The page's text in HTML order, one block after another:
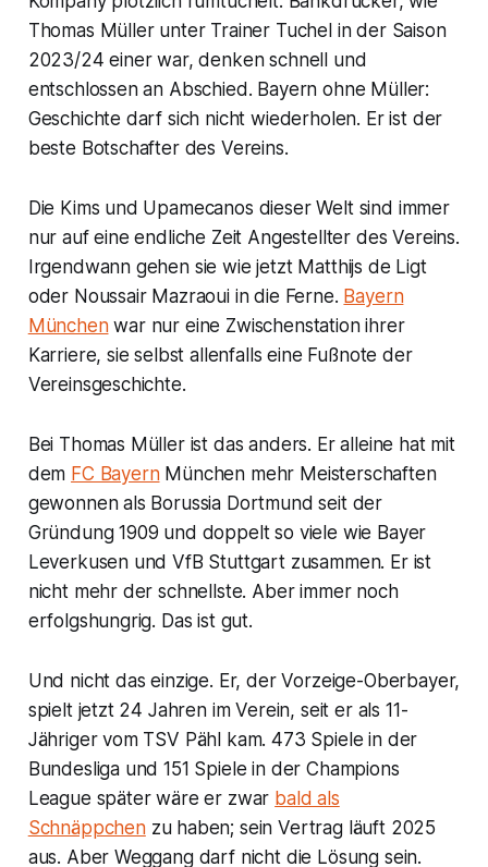
Thomas Müller unter Trainer Tuchel in der Saison
2023/24 einer war, denken schnell und
entschlossen an Abschied. Bayern ohne Müller:
Geschichte darf sich nicht wiederholen. Er ist der
beste Botschafter des Vereins.
Die Kims und Upamecanos dieser Welt sind immer
nur auf eine endliche Zeit Angestellter des Vereins.
Irgendwann gehen sie wie jetzt Matthijs de Ligt
oder Noussair Mazraoui in die Ferne. Bayern
Münchenwar nur eine Zwischenstation ihrer
Karriere, sie selbst allenfalls eine Fußnote der
Vereinsgeschichte.
Bei Thomas Müller ist das anders. Er alleine hat mit
dem FC BayernMünchen mehr Meisterschaften
gewonnen als Borussia Dortmund seit der
Gründung 1909 und doppelt so viele wie Bayer
Leverkusen und VfB Stuttgart zusammen. Er ist
nicht mehr der schnellste. Aber immer noch
erfolgshungrig. Das ist gut.
Und nicht das einzige. Er, der Vorzeige-Oberbayer,
spielt jetzt 24 Jahren im Verein, seit er als 11-
Jähriger vom TSV Pähl kam. 473 Spiele in der
Bundesliga und 151 Spiele in der Champions
League später wäre er zwar bald als
Schnäppchenzu haben; sein Vertrag läuft 2025
aus. Aber Weggang darf nicht die Lösung sein.